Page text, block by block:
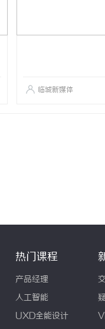
临城新媒体
热门课程
产品经理
人工智能
UXD全能设计